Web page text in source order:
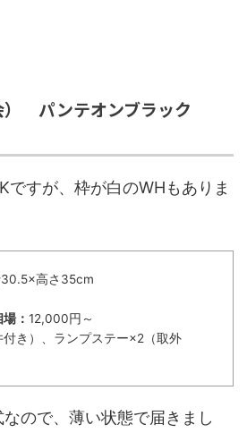
） パンテオンブラック
ですが、枠が白のWHもありま
高さ35cm
： 12,000円～
付き）、ランプステー×2（取外
ので、薄い状態で届きまし